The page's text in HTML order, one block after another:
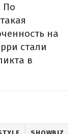
По
на
стали
в